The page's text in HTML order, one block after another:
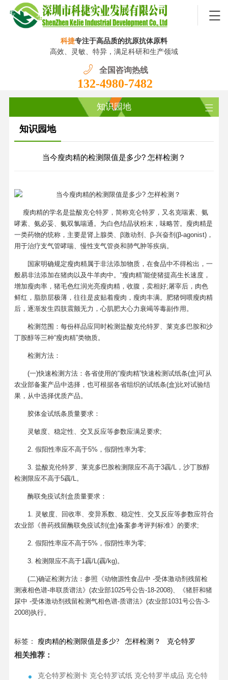
科捷专注于高品质的抗原抗体原料
高效、灵敏、特异，满足科研和生产领域
全国咨询热线
132-4980-7482
知识园地
知识园地
当今瘦肉精的检测限值是多少? 怎样检测？
瘦肉精的学名是盐酸克仑特罗，简称克仑特罗，又名克喘素、氨
哮素、氨必妥、氨双氯喘通。为白色结晶状粉末，味略苦。瘦肉精是
一类药物的统称，主要是肾上腺类、β激动剂、β-兴奋剂(β-agonist)，
用于治疗支气管哮喘、慢性支气管炎和肺气肿等疾病。
国家明确规定瘦肉精属于非法添加物质，在食品中不得检出，一
般易非法添加在猪肉以及牛羊肉中。“瘦肉精”能使猪提高生长速度，
增加瘦肉率，猪毛色红润光亮瘦肉精，收腹，卖相好;屠宰后，肉色
鲜红，脂肪层极薄，往往是皮贴着瘦肉，瘦肉丰满。肥猪饲喂瘦肉精
后，逐渐发生四肢震颤无力，心肌肥大心力衰竭等毒副作用。
检测范围：每份样品应同时检测盐酸克伦特罗、莱克多巴胺和沙
丁胺醇等三种“瘦肉精”类物质。
检测方法：
(一)快速检测方法：各省使用的“瘦肉精”快速检测试纸条(盒)可从
农业部备案产品中选择，也可根据各省组织的试纸条(盒)比对试验结
果，从中选择优质产品。
胶体金试纸条质量要求：
灵敏度、稳定性、交叉反应等参数应满足要求;
2. 假阳性率应不高于5%，假阴性率为零;
3. 盐酸克伦特罗、莱克多巴胺检测限应不高于3靏/L，沙丁胺醇
检测限应不高于5靏/L。
酶联免疫试剂盒质量要求：
1. 灵敏度、回收率、变异系数、稳定性、交叉反应等参数应符合
农业部《兽药残留酶联免疫试剂(盒)备案参考评判标准》的要求;
2. 假阳性率应不高于5%，假阴性率为零;
3. 检测限应不高于1靏/L(靏/kg)。
(二)确证检测方法：参照《动物源性食品中 -受体激动剂残留检
测液相色谱-串联质谱法》(农业部1025号公告-18-2008)、《猪肝和猪
尿中 -受体激动剂残留检测气相色谱-质谱法》(农业部1031号公告-3-
2008)执行。
标签： 瘦肉精的检测限值是多少? 怎样检测？ 克仑特罗
相关推荐：
克仑特罗检测卡 克仑特罗试纸 克仑特罗半成品 克仑特